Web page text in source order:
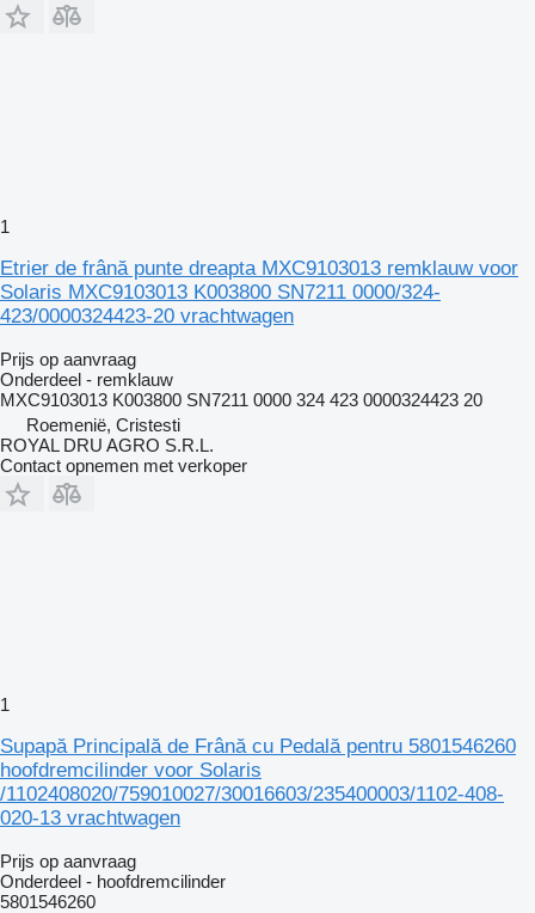
1
Etrier de frână punte dreapta MXC9103013 remklauw voor
Solaris MXC9103013 K003800 SN7211 0000/324-
423/0000324423-20 vrachtwagen
Prijs op aanvraag
Onderdeel - remklauw
MXC9103013 K003800 SN7211 0000 324 423 0000324423 20
Roemenië, Cristesti
ROYAL DRU AGRO S.R.L.
Contact opnemen met verkoper
1
Supapă Principală de Frână cu Pedală pentru 5801546260
hoofdremcilinder voor Solaris
/1102408020/759010027/30016603/235400003/1102-408-
020-13 vrachtwagen
Prijs op aanvraag
Onderdeel - hoofdremcilinder
5801546260